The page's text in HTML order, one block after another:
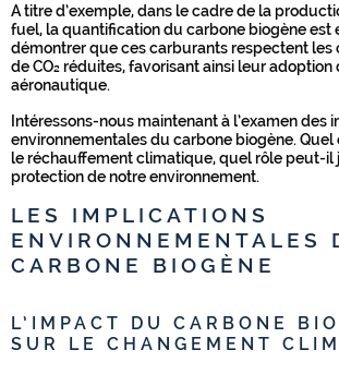
A titre d’exemple, dans le cadre de la
fuel, la quantification du carbone biogène est
démontrer que ces carburants respectent les
de CO₂ réduites, favorisant ainsi leur adoption
aéronautique.
Intéressons-nous maintenant à l’examen des
environnementales du carbone biogène. Quel
le réchauffement climatique, quel rôle peut-il
protection de notre environnement.
LES IMPLICATIONS
ENVIRONNEMENTALES
CARBONE BIOGÈNE
L’IMPACT DU CARBONE
SUR LE CHANGEMENT